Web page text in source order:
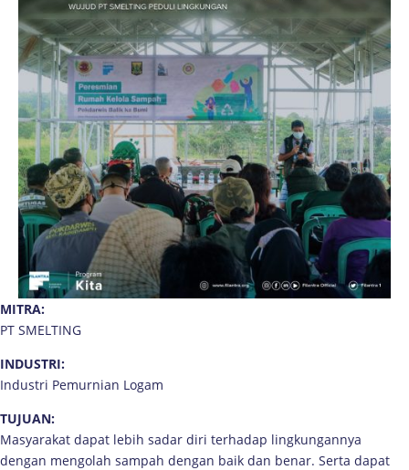
MITRA:
PT SMELTING
INDUSTRI:
Industri Pemurnian Logam
TUJUAN:
Masyarakat dapat lebih sadar diri terhadap lingkungannya
dengan mengolah sampah dengan baik dan benar. Serta dapat